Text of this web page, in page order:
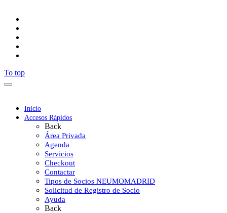
To top
Inicio
Accesos Rápidos
Back
Área Privada
Agenda
Servicios
Checkout
Contactar
Tipos de Socios NEUMOMADRID
Solicitud de Registro de Socio
Ayuda
Back